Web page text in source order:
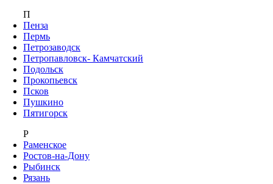
П
Пенза
Пермь
Петрозаводск
Петропавловск- Камчатский
Подольск
Прокопьевск
Псков
Пушкино
Пятигорск
Р
Раменское
Ростов-на-Дону
Рыбинск
Рязань